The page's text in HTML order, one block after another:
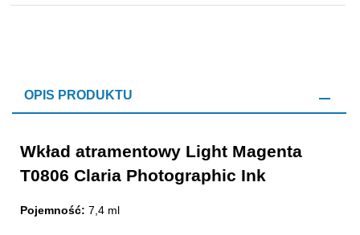
OPIS PRODUKTU
Wkład atramentowy Light Magenta
T0806 Claria Photographic Ink
Pojemność: 7,4 ml